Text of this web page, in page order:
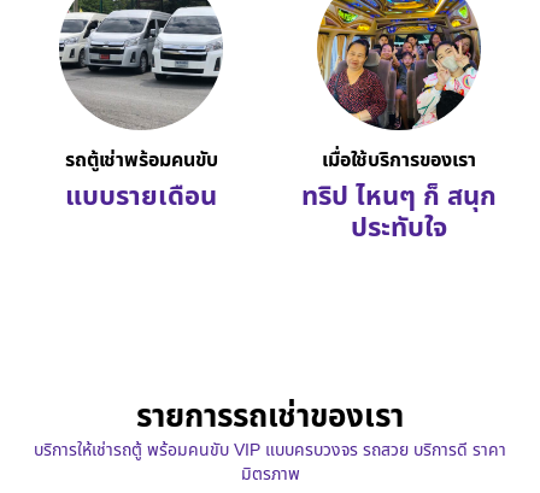
รถตู้เช่าพร้อมคนขับ
แบบรายเดือน
เมื่อใช้บริการของเรา
ทริป ไหนๆ ก็ สนุก
ประทับใจ
รายการรถเช่าของเรา
บริการให้เช่ารถตู้ พร้อมคนขับ VIP แบบครบวงจร รถสวย บริการดี ราคา
มิตรภาพ